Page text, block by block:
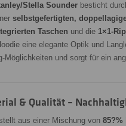
Stella Sounder besticht
selbstgefertigten,
Taschen und die 1×1-
eine elegante Optik und
Möglichkeiten und sorgt für ein
& Qualität –
aus einer Mischung von